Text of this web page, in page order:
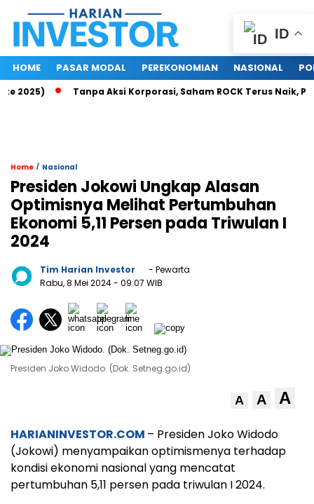
HOME PASAR MODAL PEREKONOMIAN NASIONAL
Tanpa Aksi Korporasi, Saham ROCK Terus Naik,
Home / Nasional
Presiden Jokowi Ungkap Alasan
Optimisnya Melihat Pertumbuhan
Ekonomi 5,11 Persen pada Triwulan I
2024
Tim Harian Investor
- Pewarta
Rabu, 8 Mei 2024- 09:07 WIB
Presiden Joko Widodo. (Dok. Setneg.go.id)
A A A
HARIANINVESTOR.COM – Presiden Joko Widodo
(Jokowi) menyampaikan optimismenya terhadap
kondisi ekonomi nasional yang mencatat
pertumbuhan 5,11 persen pada triwulan I 2024.
ID